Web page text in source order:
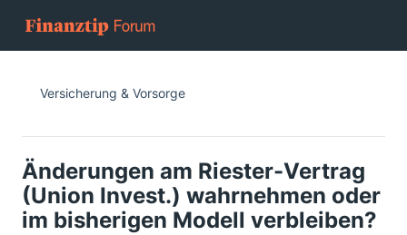
Versicherung & Vorsorge
Änderungen am Riester-Vertrag
(Union Invest.) wahrnehmen oder
im bisherigen Modell verbleiben?